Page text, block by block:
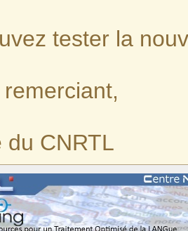
tester la
du CNRTL